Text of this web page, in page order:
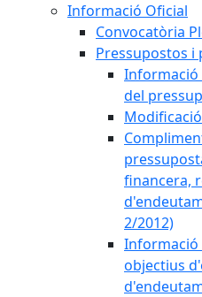
Informació Oficial
Convocatòria
Pressupostos i
Informació
del
financera,
2/2012)
Informació
objectius